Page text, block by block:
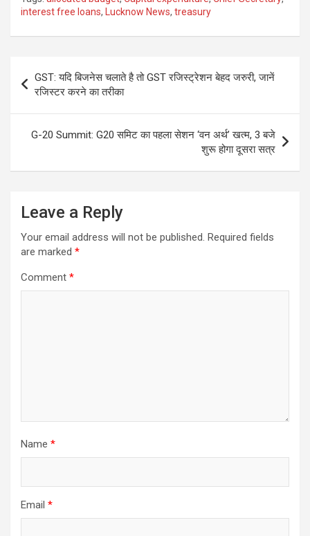
interest free loans, Lucknow News, treasury
navigation
GST: यदि बिजनेस चलाते है तो GST रजिस्ट्रेशन बेहद जरुरी, जानें
रजिस्टर करने का तरीका
G-20 Summit: G20 समिट का पहला सेशन ‘वन अर्थ’ खत्म, 3 बजे
शुरू होगा दूसरा सत्र
Leave a Reply
Your email address will not be published. Required fields
are marked *
Comment *
Name *
Email *